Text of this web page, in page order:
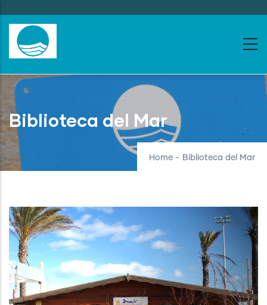
to
main
content
Biblioteca del Mar
Home - Biblioteca del Mar